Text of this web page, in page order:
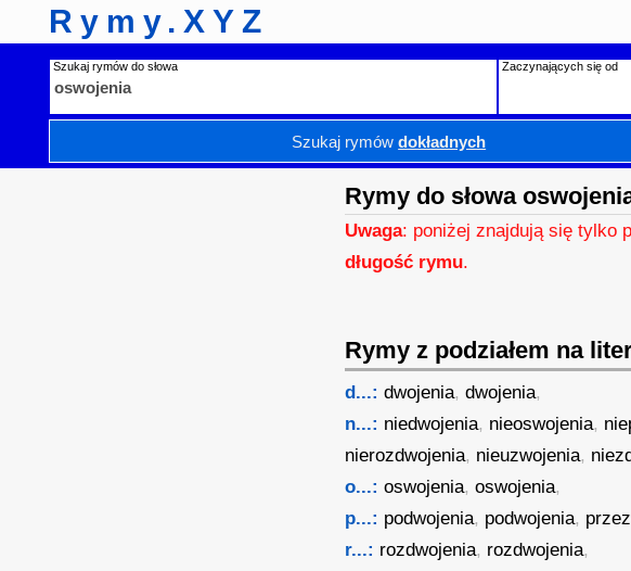
Rymy.XYZ
Szukaj rymów do słowa Zaczynających się od
Szukaj rymówdokładnych
Rymy do słowa
Uwaga: poniżej znajdują się tylko
długość rymu.
Rymy z podziałem na
d...: dwojenia,dwojenia,
n...: niedwojenia, nieoswojenia,
nierozdwojenia, nieuzwojenia,
o...: oswojenia,oswojenia,
p...: podwojenia, podwojenia,
r...: rozdwojenia, rozdwojenia,